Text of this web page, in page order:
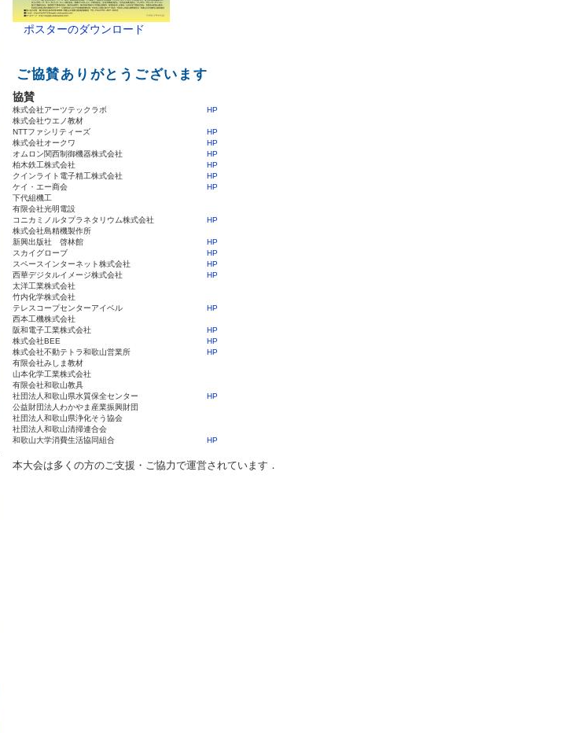
ポスターのダウンロード
ご協賛ありがとうございます
協賛
株式会社アーツテックラボ
HP
株式会社ウエノ教材
NTTファシリティーズ
HP
株式会社オークワ
HP
オムロン関西制御機器株式会社
HP
柏木鉄工株式会社
HP
クインライト電子精工株式会社
HP
ケイ・エー商会
HP
下代組機工
有限会社光明電設
コニカミノルタプラネタリウム株式会社
HP
株式会社島精機製作所
新興出版社 啓林館
HP
スカイグローブ
HP
スペースインターネット株式会社
HP
西華デジタルイメージ株式会社
HP
太洋工業株式会社
竹内化学株式会社
テレスコープセンターアイベル
HP
西本工機株式会社
阪和電子工業株式会社
HP
株式会社BEE
HP
株式会社不動テトラ和歌山営業所
HP
有限会社みしま教材
山本化学工業株式会社
有限会社和歌山教具
社団法人和歌山県水質保全センター
HP
公益財団法人わかやま産業振興財団
社団法人和歌山県浄化そう協会
社団法人和歌山清掃連合会
和歌山大学消費生活協同組合
HP
本大会は多くの方のご支援・ご協力で運営されています．